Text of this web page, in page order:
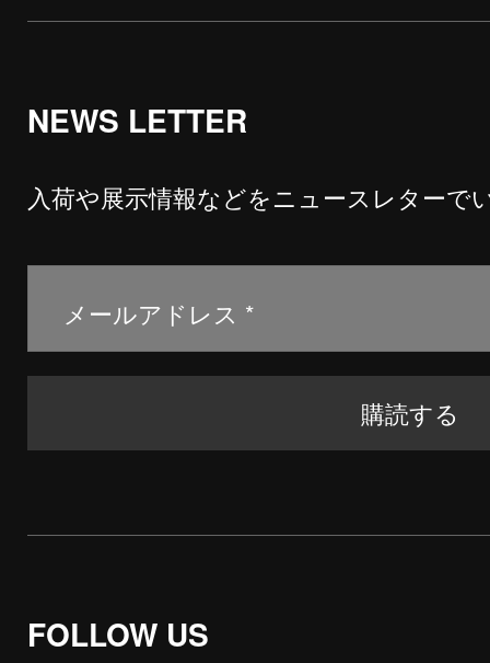
NEWS LETTER
入荷や展示情報などをニュースレターで
FOLLOW US